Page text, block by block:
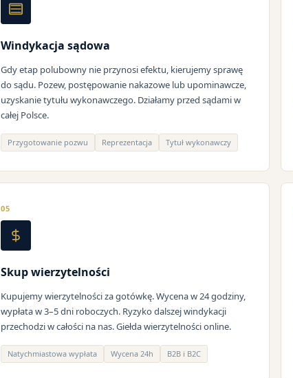
Windykacja sądowa
Gdy etap polubowny nie przynosi efektu, kierujemy sprawę
do sądu. Pozew, postępowanie nakazowe lub upominawcze,
uzyskanie tytułu wykonawczego. Działamy przed sądami w
całej Polsce.
Przygotowanie pozwu Reprezentacja Tytuł wykonawczy
05
Skup wierzytelności
Kupujemy wierzytelności za gotówkę. Wycena w 24 godziny,
wypłata w 3–5 dni roboczych. Ryzyko dalszej windykacji
przechodzi w całości na nas. Giełda wierzytelności online.
Natychmiastowa wypłata Wycena 24h B2B i B2C